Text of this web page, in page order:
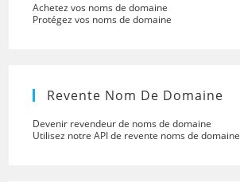
Achetez vos noms de domaine
Protégez vos noms de domaine
Revente Nom De Domaine
Devenir revendeur de noms de domaine
Utilisez notre API de revente noms de domaine